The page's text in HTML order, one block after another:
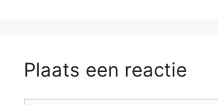
Plaats een reactie